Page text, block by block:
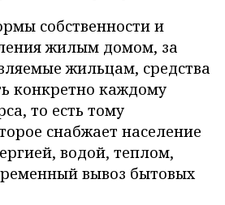
собственности и
жилым домом, за
жильцам, средства
конкретно каждому
то есть тому
снабжает население
водой, теплом,
вывоз бытовых